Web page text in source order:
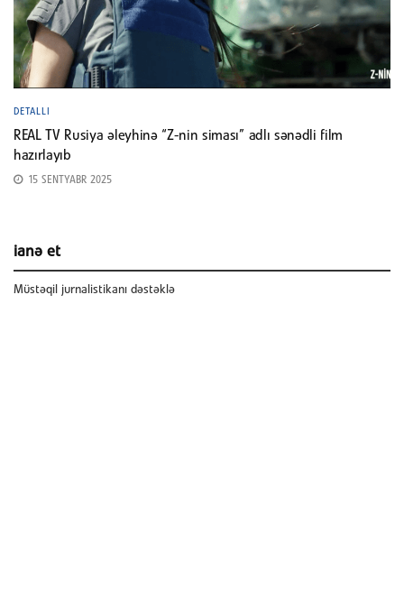
DETALLI
REAL TV Rusiya əleyhinə “Z-nin siması” adlı sənədli film
hazırlayıb
15 SENTYABR 2025
ianə et
Müstəqil jurnalistikanı dəstəklə